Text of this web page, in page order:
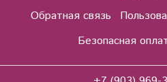
Обратная связь
Безопасная